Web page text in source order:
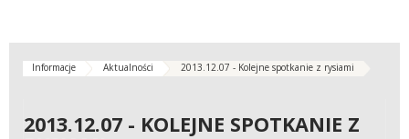
Informacje Aktualności 2013.12.07 - Kolejne spotkanie z rysiami
2013.12.07 - KOLEJNE SPOTKANIE Z